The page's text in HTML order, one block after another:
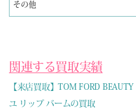
その他
関連する買取実績
【来店買取】TOM FORD
ユ リップ バームの買取